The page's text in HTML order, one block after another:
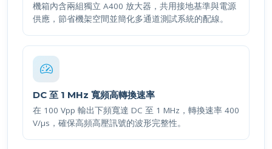
機箱內含兩組獨立 A400 放大器，共用接地基準與電源
供應，節省機架空間並簡化多通道測試系統的配線。
DC 至 1 MHz 寬頻高轉換速率
在 100 Vpp 輸出下頻寬達 DC 至 1 MHz，轉換速率 400
V/µs，確保高頻高壓訊號的波形完整性。